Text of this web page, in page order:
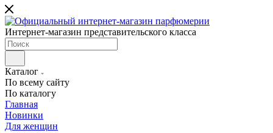
Интернет-магазин представительского класса
Каталог
По всему сайту
По каталогу
Главная
Новинки
Для женщин